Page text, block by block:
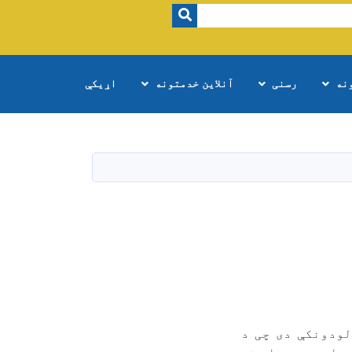
SEARCH
رسنی آنلاین خدمتونه اړیکې
دی چی د